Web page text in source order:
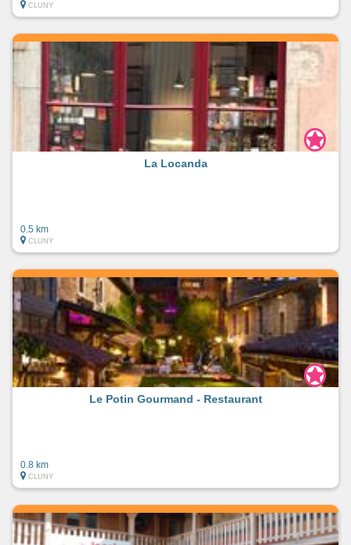
CLUNY
La Locanda
0.5 km
CLUNY
Le Potin Gourmand - Restaurant
0.8 km
CLUNY